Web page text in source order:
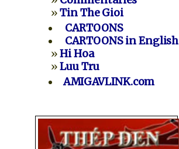
»Tin The Gioi
CARTOONS
CARTOONS in English
»Hi Hoa
»Luu Tru
AMIGAVLINK.com